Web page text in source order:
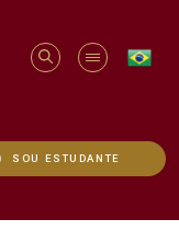
SOU ESTUDANTE